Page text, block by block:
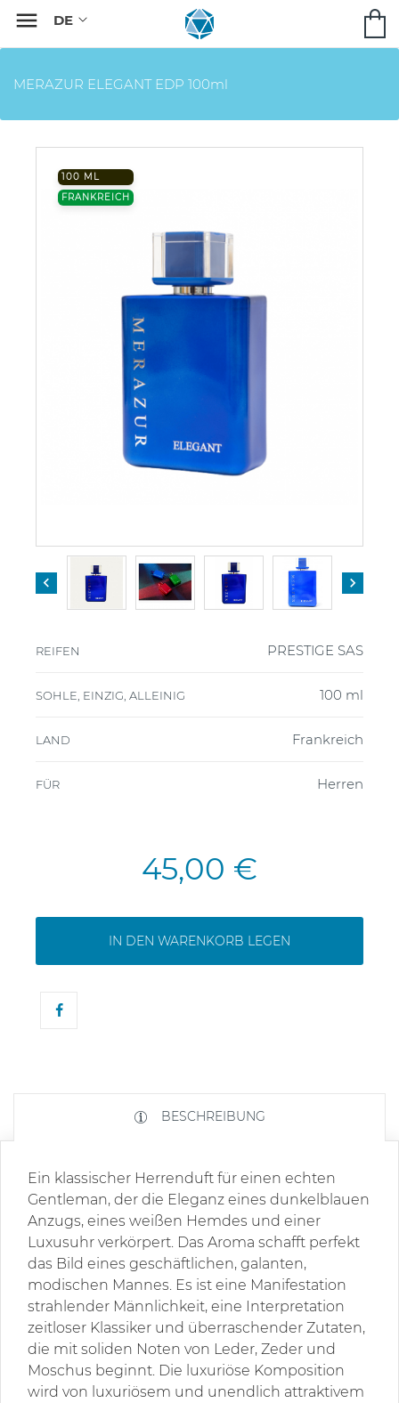

MERAZUR ELEGANT EDP 100ml
100 ML
FRANKREICH
 
REIFEN PRESTIGE SAS
SOHLE, EINZIG, ALLEINIG 100 ml
LAND Frankreich
FÜR Herren
45,00 €
IN DEN WARENKORB LEGEN
BESCHREIBUNG
Ein klassischer Herrenduft für einen echten
Gentleman, der die Eleganz eines dunkelblauen
Anzugs, eines weißen Hemdes und einer
Luxusuhr verkörpert. Das Aroma schafft perfekt
das Bild eines geschäftlichen, galanten,
modischen Mannes. Es ist eine Manifestation
strahlender Männlichkeit, eine Interpretation
zeitloser Klassiker und überraschender Zutaten,
die mit soliden Noten von Leder, Zeder und
Moschus beginnt. Die luxuriöse Komposition
wird von luxuriösem und unendlich attraktivem